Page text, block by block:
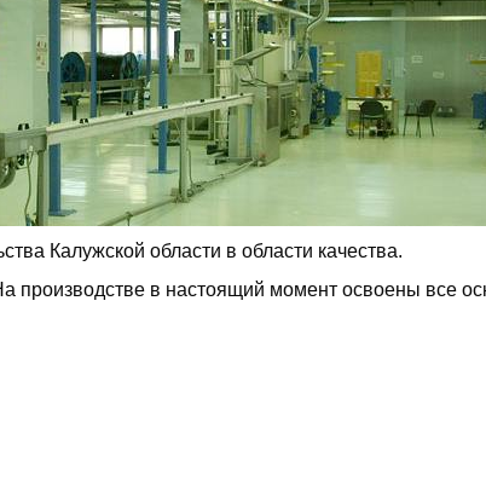
Калужской области в области качества.
в настоящий момент освоены все